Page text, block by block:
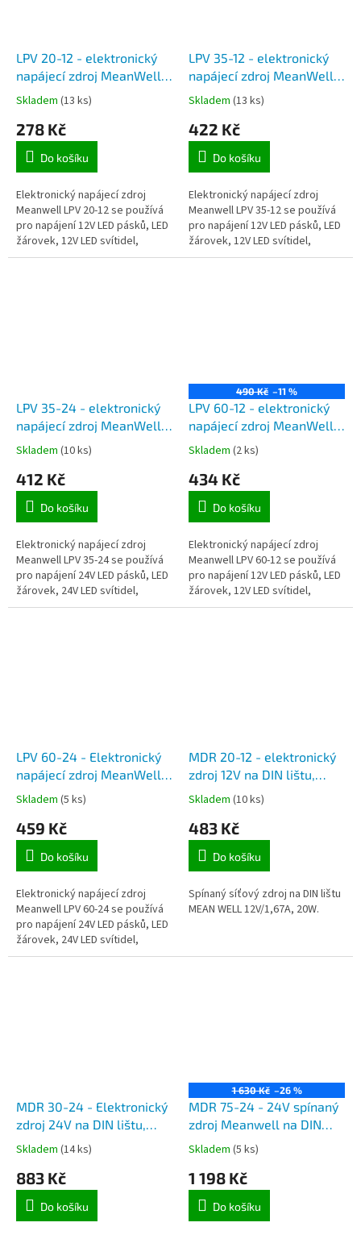
LPV 20-12 - elektronický
napájecí zdroj MeanWell
12V, 1,67A, 20W, IP67 pro
napájení 12V LED pásků,
modulů a LED hadic
Skladem (13 ks)
278 Kč
Do košíku
Elektronický napájecí zdroj
Meanwell LPV 20-12 se používá
pro napájení 12V LED pásků, LED
žárovek, 12V LED svítidel,
sledovacích kamer a dalších 12V
LPV 35-12 - elektronický
napájecí zdroj MeanWell
12V, 3A, 36W, IP67 pro
napájení 12V LED pásků,
modulů a LED hadic
Skladem (13 ks)
422 Kč
Do košíku
Elektronický napájecí zdroj
Meanwell LPV 35-12 se používá
pro napájení 12V LED pásků, LED
žárovek, 12V LED svítidel,
sledovacích kamer a dalších 12V
LPV 35-24 - elektronický
napájecí zdroj MeanWell
24V, 1,5A, 36W, IP67 pro
napájení 24V LED svítidel
a dalších el. spotřebičů
Skladem (10 ks)
412 Kč
Do košíku
Elektronický napájecí zdroj
Meanwell LPV 35-24 se používá
pro napájení 24V LED pásků, LED
žárovek, 24V LED svítidel,
sledovacích kamer a dalších 24V
490 Kč –11 %
LPV 60-12 - elektronický
napájecí zdroj MeanWell
12V, 5A, 60W, IP67 pro
napájení 12V LED pásků,
modulů a LED hadic
Skladem (2 ks)
434 Kč
Do košíku
Elektronický napájecí zdroj
Meanwell LPV 60-12 se používá
pro napájení 12V LED pásků, LED
žárovek, 12V LED svítidel,
sledovacích kamer a dalších 12V
LPV 60-24 - Elektronický
napájecí zdroj MeanWell
24V, 2,5A, 60W, IP67, pro
napájení 24V LED pásků,
modulů a LED hadic
Skladem (5 ks)
459 Kč
Do košíku
Elektronický napájecí zdroj
Meanwell LPV 60-24 se používá
pro napájení 24V LED pásků, LED
žárovek, 24V LED svítidel,
sledovacích kamer a dalších 24V
MDR 20-12 - elektronický
zdroj 12V na DIN lištu,
max. 1,67A
Skladem (10 ks)
483 Kč
Do košíku
Spínaný síťový zdroj na DIN lištu
MEAN WELL 12V/1,67A, 20W.
MDR 30-24 - Elektronický
zdroj 24V na DIN lištu,
vhodné i pro telefony
Commax
Skladem (14 ks)
883 Kč
Do košíku
1 630 Kč –26 %
MDR 75-24 - 24V spínaný
zdroj Meanwell na DIN
lištu, max. 3,2A, vhodné i
pro telefony Commax
Skladem (5 ks)
1 198 Kč
Do košíku